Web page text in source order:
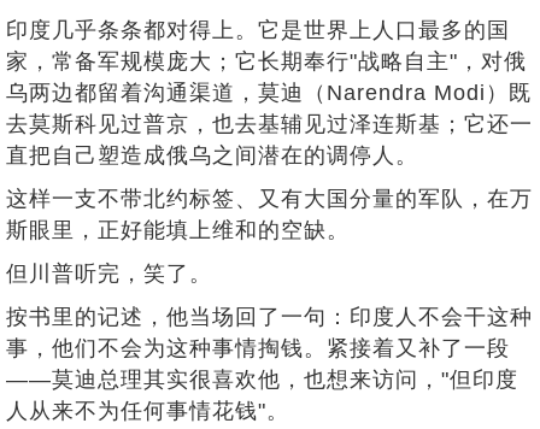
印度几乎条条都对得上。它是世界上人口最多的国
家，常备军规模庞大；它长期奉行"战略自主"，对俄
乌两边都留着沟通渠道，莫迪（Narendra Modi）既
去莫斯科见过普京，也去基辅见过泽连斯基；它还一
直把自己塑造成俄乌之间潜在的调停人。
这样一支不带北约标签、又有大国分量的军队，在万
斯眼里，正好能填上维和的空缺。
但川普听完，笑了。
按书里的记述，他当场回了一句：印度人不会干这种
事，他们不会为这种事情掏钱。紧接着又补了一段
——莫迪总理其实很喜欢他，也想来访问，"但印度
人从来不为任何事情花钱"。